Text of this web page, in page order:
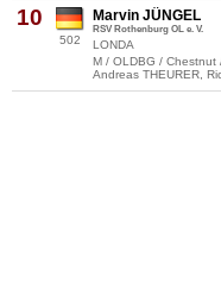
10
502
Marvin JÜNGEL
RSV Rothenburg OL e. V.
LONDA
M / OLDBG / Chestnut
Andreas THEURER,